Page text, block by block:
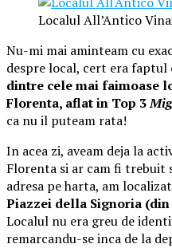
Localul All’Antico
Nu-mi mai aminteam cu
despre local, cert era faptul
dintre cele mai faimoase
Florenta, aflat in Top 3
ca nu il puteam rata!
In acea zi, aveam deja la
Florenta si ar cam fi trebuit
adresa pe harta, am
Piazzei della Signoria
Localul nu era greu de
remarcandu-se inca de la